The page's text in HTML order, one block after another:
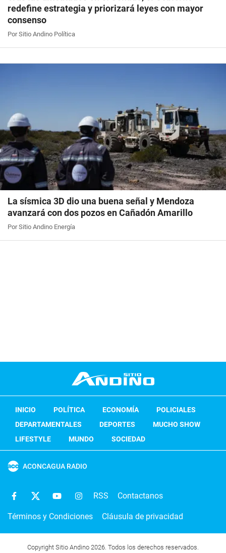
redefine estrategia y priorizará leyes con mayor
consenso
Por Sitio Andino Política
La sísmica 3D dio una buena señal y Mendoza
avanzará con dos pozos en Cañadón Amarillo
Por Sitio Andino Energía
INICIO POLÍTICA ECONOMÍA
POLICIALES
DEPARTAMENTALES
DEPORTES
MUCHO SHOW
LIFESTYLE
MUNDO SOCIEDAD
ACONCAGUA RADIO
RSS Contactanos
Términos y Condiciones Cláusula de privacidad
Copyright Sitio Andino 2026. Todos los derechos reservados.